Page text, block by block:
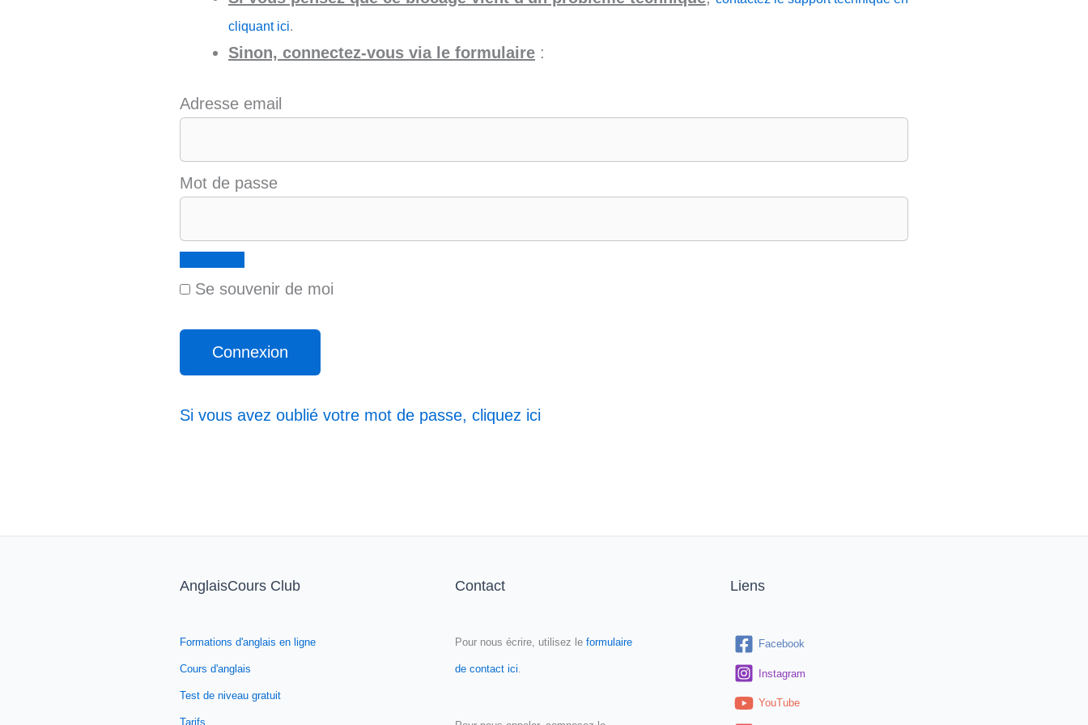
cliquant ici.
Sinon, connectez-vous via le formulaire :
Adresse email
Mot de passe
Se souvenir de moi
Si vous avez oublié votre mot de passe, cliquez ici
AnglaisCours Club
Formations d'anglais en ligne
Cours d'anglais
Test de niveau gratuit
Tarifs
Contact
Pour nous écrire, utilisez le formulaire
de contact ici.
Liens
Facebook
Instagram
YouTube